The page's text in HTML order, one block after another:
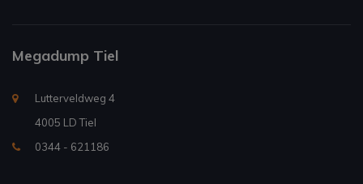
Megadump Tiel
Lutterveldweg 4
4005 LD Tiel
0344 - 621186